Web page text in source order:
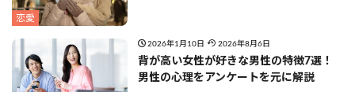
恋愛
2026年1月10日 2026年8月6日
背が高い女性が好きな男性の特徴7選！
男性の心理をアンケートを元に解説